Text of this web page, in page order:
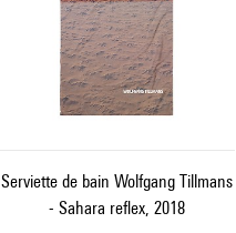
Serviette de bain Wolfgang Tillmans
- Sahara reflex, 2018